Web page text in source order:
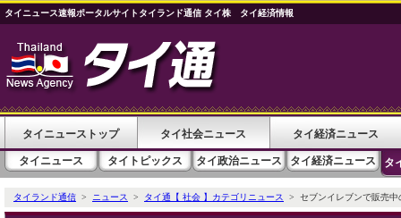
タイニュース速報ポータルサイトタイランド通信 タイ株 タイ経済情報
タイニューストップ タイ社会ニュース タイ経済ニュース
タイニュース タイトピックス タイ政治ニュース タイ経済ニュース タ
タイランド通信 > ニュース > タイ通【 社会 】カテゴリニュース > セブンイレブンで販売中